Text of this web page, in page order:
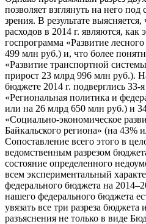
позволяет взглянуть на него
зрения. В результате
расходов в 2014 г. являются, как
госпрограмма «Развитие
499 млн руб.) и, что более
«Развитие транспортной
прирост 23 млрд 996 млн руб.).
бюджете 2014 г. подверглись 33-
«Региональная политика и
или на 26 млрд 650 млн руб.) и
«Социально-экономическое
Байкальского региона» (на 43%
Сопоставление всего этого в
ведомственным разрезом
состояние определенного
всем экспериментальный
федерального бюджета на
нашего федерального бюджета
увязать все три разреза
разъяснения не только в виде